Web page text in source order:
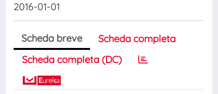
2016-01-01
Scheda breve
Scheda completa
Scheda completa (DC)